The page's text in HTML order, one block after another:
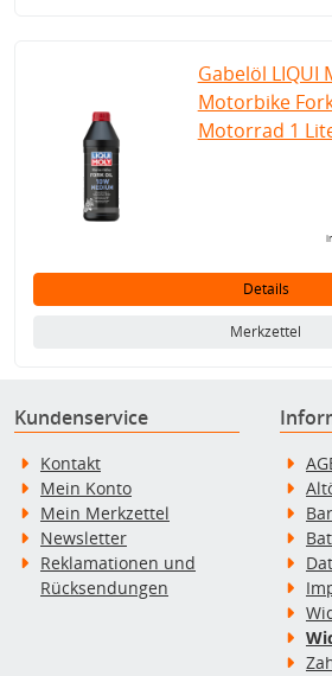
Gabelöl LIQUI
Motorbike
Motorrad 1
Details
Merkzettel
Kundenservice
Kontakt
Mein Konto
Mein Merkzettel
Newsletter
Reklamationen und
Rücksendungen